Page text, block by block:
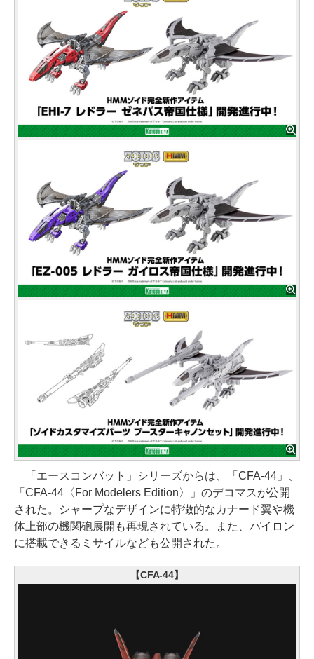
「エースコンバット」シリーズからは、「CFA-44」、
「CFA-44〈For Modelers Edition〉」のデコマスが公開
された。シャープなデザインに特徴的なカナード翼や機
体上部の機関砲展開も再現されている。また、パイロン
に搭載できるミサイルなども公開された。
【CFA-44】